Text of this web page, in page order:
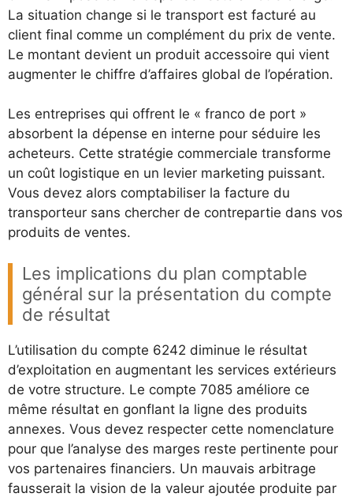
La situation change si le transport est facturé au
client final comme un complément du prix de vente.
Le montant devient un produit accessoire qui vient
augmenter le chiffre d’affaires global de l’opération.
Les entreprises qui offrent le « franco de port »
absorbent la dépense en interne pour séduire les
acheteurs. Cette stratégie commerciale transforme
un coût logistique en un levier marketing puissant.
Vous devez alors comptabiliser la facture du
transporteur sans chercher de contrepartie dans vos
produits de ventes.
Les implications du plan comptable
général sur la présentation du compte
de résultat
L’utilisation du compte 6242 diminue le résultat
d’exploitation en augmentant les services extérieurs
de votre structure. Le compte 7085 améliore ce
même résultat en gonflant la ligne des produits
annexes. Vous devez respecter cette nomenclature
pour que l’analyse des marges reste pertinente pour
vos partenaires financiers. Un mauvais arbitrage
fausserait la vision de la valeur ajoutée produite par